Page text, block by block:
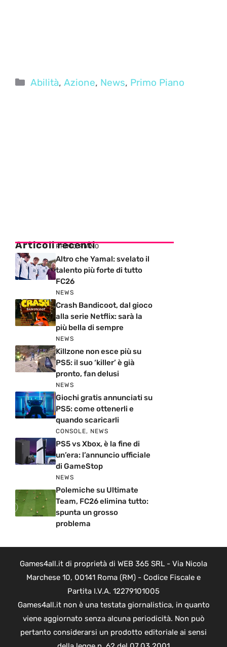
Categorie
Abilità,Azione, News, Primo Piano
Articoli recenti
PRIMO PIANO
Altro che Yamal: svelato il
talento più forte di tutto
FC26
NEWS
Crash Bandicoot, dal gioco
alla serie Netflix: sarà la
più bella di sempre
NEWS
Killzone non esce più su
PS5: il suo ‘killer’ è già
pronto, fan delusi
NEWS
Giochi gratis annunciati su
PS5: come ottenerli e
quando scaricarli
CONSOLE, NEWS
PS5 vs Xbox, è la fine di
un’era: l’annuncio ufficiale
di GameStop
NEWS
Polemiche su Ultimate
Team, FC26 elimina tutto:
spunta un grosso
problema
Games4all.it di proprietà di WEB 365 SRL - Via Nicola
Marchese 10, 00141 Roma (RM) - Codice Fiscale e
Partita I.V.A. 12279101005
Games4all.it non è una testata giornalistica, in quanto
viene aggiornato senza alcuna periodicità. Non può
pertanto considerarsi un prodotto editoriale ai sensi